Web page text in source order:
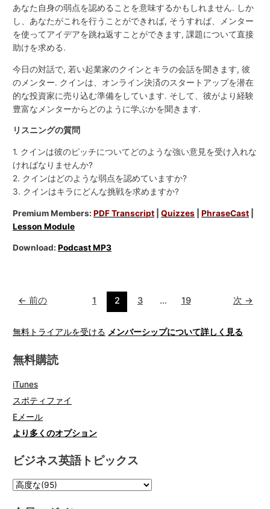
あなた自身の弱点を認めることを意味するかもしれません. しか
し、あなたがこれを行うことができれば, そうすれば、メンター
を使ってアイデアを跳ね返すことができます, 課題について直接
助けを求める.
今日の対話で, 若い起業家のクインとキラの会話を聞きます, 彼
のメンター. クインは、オンライン決済のスタートアップを潜在
的な投資家に売り込む準備をしています. そして、彼がより経験
豊富なメンターからどのように学ぶかを聞きます.
リスニングの質問
1. クインは彼のピッチについてどのような強い意見を受け入れな
ければなりませんか?
2. クインはどのような弱点を認めていますか?
3. クインはキラにどんな挑戦を求めますか?
Premium Members:PDF Transcript |Quizzes |PhraseCast
Lesson Module
Download:Podcast MP3
← 前の 1 2 3 … 19 次 →
無料トライアルを受ける メンバーシップについて詳しく見る
無料購読
iTunes
スポティファイ
Eメール
より多くのオプション
ビジネス英語トピックス